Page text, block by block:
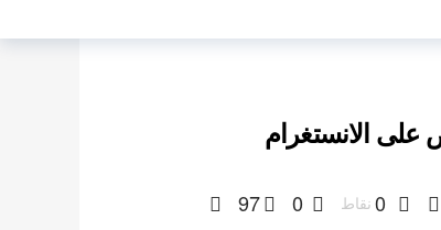
0 نقاط 0
97